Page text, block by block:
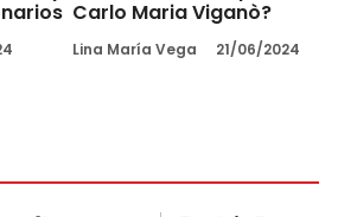
Carlo Maria Viganò?
Lina María Vega 21/06/2024